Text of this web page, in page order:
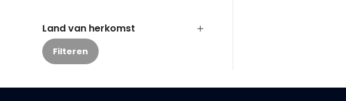
Land van herkomst
Filteren